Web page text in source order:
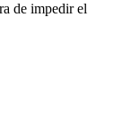
de impedir el